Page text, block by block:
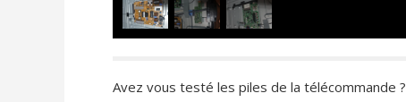
Avez vous testé les piles de la télécommande ?